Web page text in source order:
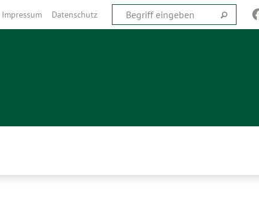
Impressum Datenschutz